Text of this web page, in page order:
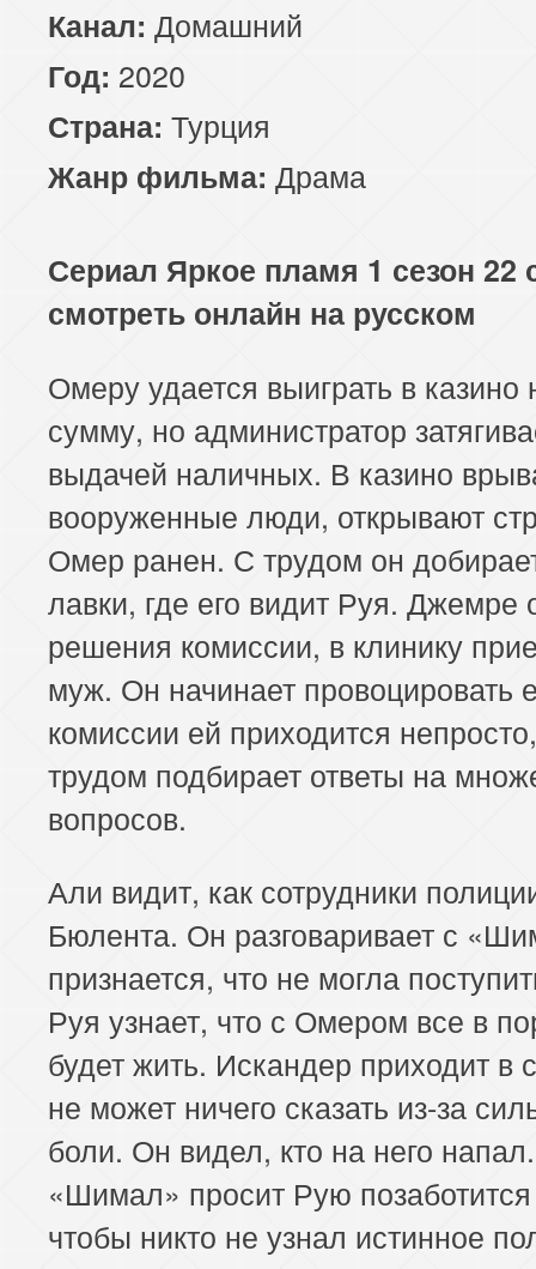
Канал: Домашний
Год: 2020
Страна: Турция
Жанр фильма: Драма
Сериал Яркое пламя 1 сезон 22
смотреть онлайн на русском
Омеру удается выиграть в
сумму, но администратор
выдачей наличных. В казино
вооруженные люди, открывают
Омер ранен. С трудом он
лавки, где его видит Руя. Джемре
решения комиссии, в клинику
муж. Он начинает провоцировать
комиссии ей приходится
трудом подбирает ответы на
вопросов.
Али видит, как сотрудники
Бюлента. Он разговаривает с
признается, что не могла
Руя узнает, что с Омером все в
будет жить. Искандер приходит в
не может ничего сказать из-за
боли. Он видел, кто на него напал.
«Шимал» просит Рую
чтобы никто не узнал истинное